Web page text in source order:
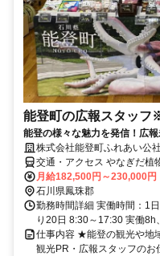
能登町の広報スタッフ
能登の様々な魅力を発信！広
株式会社能登町ふれあい公社
交通・アクセス やなぎだ植
月給182,500円～230,000円
石川県鳳珠郡
勤務時間詳細 実働時間：1
り20日 8:30～17:30 実働8h
仕事内容 ★能登の観光や地
観光PR・広報スタッフの